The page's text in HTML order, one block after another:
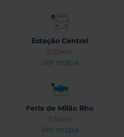
Estação Central
5.02km
Ver mapa
Feria de Milão Rho
9.51km
Ver mapa